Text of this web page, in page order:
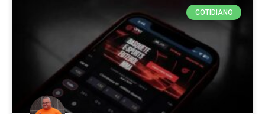
COTIDIANO